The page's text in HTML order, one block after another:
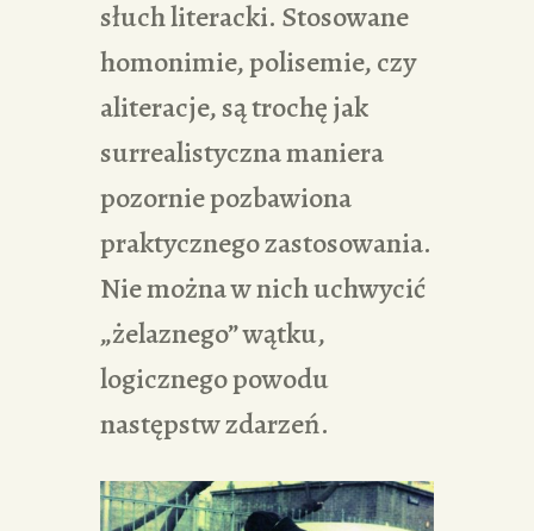
słuch literacki. Stosowane
homonimie, polisemie, czy
aliteracje, są trochę jak
surrealistyczna maniera
pozornie pozbawiona
praktycznego zastosowania.
Nie można w nich uchwycić
„żelaznego” wątku,
logicznego powodu
następstw zdarzeń.